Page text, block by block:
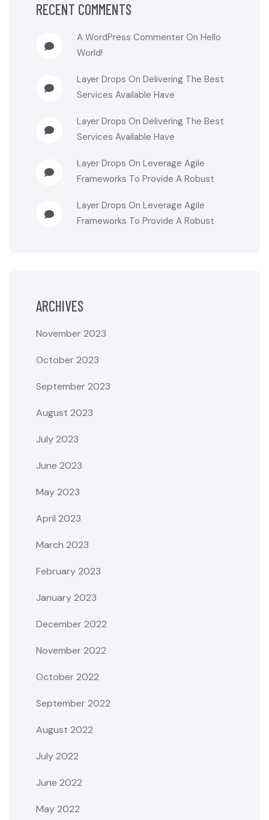
RECENT COMMENTS
A WordPress Commenter On Hello
World!
Layer Drops On Delivering The Best
Services Available Have
Layer Drops On Delivering The Best
Services Available Have
Layer Drops On Leverage Agile
Frameworks To Provide A Robust
Layer Drops On Leverage Agile
Frameworks To Provide A Robust
ARCHIVES
November 2023
October 2023
September 2023
August 2023
July 2023
June 2023
May 2023
April 2023
March 2023
February 2023
January 2023
December 2022
November 2022
October 2022
September 2022
August 2022
July 2022
June 2022
May 2022